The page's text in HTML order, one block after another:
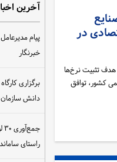
در
تثبیت نرخ‌ها
کشور، توافق
آخرین
پیام
خبرنگار
دانش سازمان
راستای